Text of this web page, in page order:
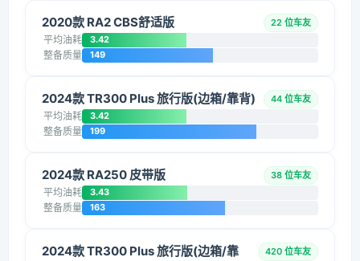
2020款 RA2 CBS舒适版 22 位车友
平均油耗 3.42
整备质量 149
2024款 TR300 Plus 旅行版(边箱/靠背) 44 位车友
平均油耗 3.42
整备质量 199
2024款 RA250 皮带版 38 位车友
平均油耗 3.43
整备质量 163
2024款 TR300 Plus 旅行版(边箱/靠
420 位车友